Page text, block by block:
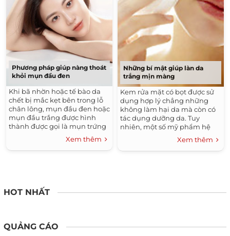
Phương pháp giúp nàng thoát
khỏi mụn đầu đen
Khi bã nhờn hoặc tế bào da
chết bị mắc kẹt bên trong lỗ
chân lông, mụn đầu đen hoặc
mụn đầu trắng được hình
thành được gọi là mụn trứng
Xem thêm
Những bí mật giúp làn da
trắng mịn màng
Kem rửa mặt có bọt được sử
dụng hợp lý chẳng những
không làm hại da mà còn có
tác dụng dưỡng da. Tuy
nhiên, một số mỹ phẩm hệ
thực vật có nhân hạnh đào và
hạnh nhân đôi khi chứa
những hạt thô cứng (vì chưa
Xem thêm
HOT NHẤT
QUẢNG CÁO